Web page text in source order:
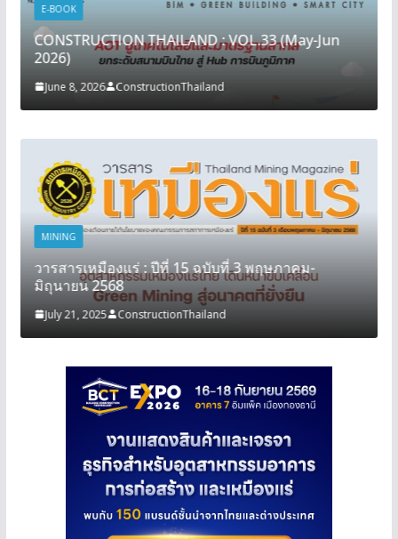
E-BOOK
CONSTRUCTION THAILAND : VOL.33 (May-Jun
2026)
June 8, 2026 ConstructionThailand
MINING
วารสารเหมืองแร่ : ปีที่ 15 ฉบับที่ 3 พฤษภาคม-
มิถุนายน 2568
July 21, 2025 ConstructionThailand